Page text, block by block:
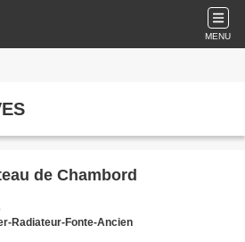
MENU
de Chambord
Radiateur-Fonte-Ancien